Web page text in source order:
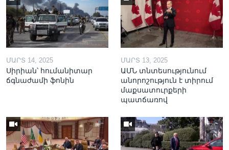
ՄԱՐՏ 14, 2025
Սիրիան՝ հումանիտար
ճգնաժամի ֆոնին
ՄԱՐՏ 13, 2025
ԱՄՆ տնտեսությունում
անորոշություն է տիրում
մաքսատուրքերի
պատճառով